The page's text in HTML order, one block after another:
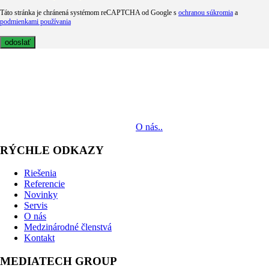
Táto stránka je chránená systémom reCAPTCHA od Google s ochranou súkromia a
podmienkami používania
O nás..
RÝCHLE ODKAZY
Riešenia
Referencie
Novinky
Servis
O nás
Medzinárodné členstvá
Kontakt
MEDIATECH GROUP